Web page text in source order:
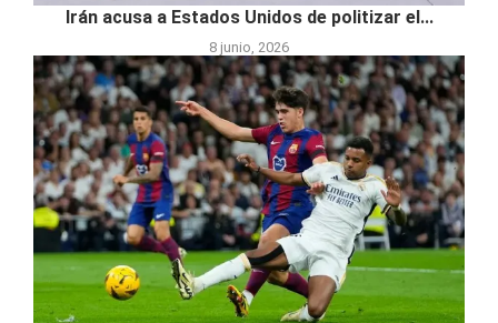
Irán acusa a Estados Unidos de politizar el...
8 junio, 2026